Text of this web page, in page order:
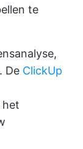
te
De ClickUp